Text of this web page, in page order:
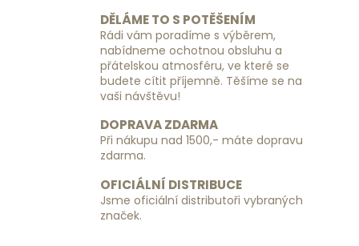
DĚLÁME TO S POTĚŠENÍM
Rádi vám poradíme s výběrem,
nabídneme ochotnou obsluhu a
přátelskou atmosféru, ve které se
budete cítit příjemně. Těšíme se na
vaši návštěvu!
DOPRAVA ZDARMA
Při nákupu nad 1500,- máte dopravu
zdarma.
OFICIÁLNÍ DISTRIBUCE
Jsme oficiální distributoři vybraných
značek.